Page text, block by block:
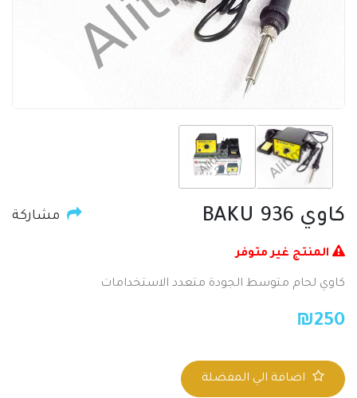
كاوي BAKU 936 مشاركة
المنتج غير متوفر
كاوي لحام متوسط الجودة متعدد الاستخدامات
₪250
اضافة الي المفضلة